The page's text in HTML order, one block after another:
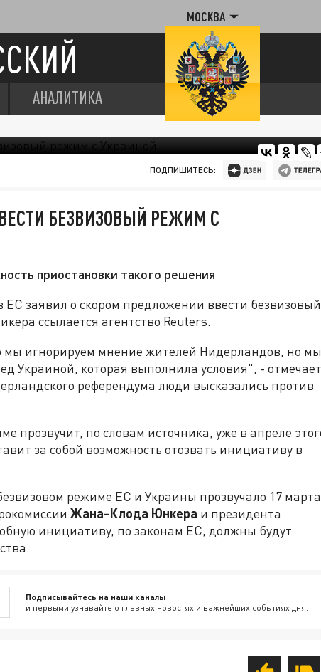
МОСКВА
АНАЛИТИКА
ПОДПИШИТЕСЬ:
БЕЗВИЗОВЫЙ РЕЖИМ С
приостановки такого решения
заявил о скором предложении ввести безвизовый
ссылается агентство Reuters.
мы игнорируем мнение жителей Нидерландов, но мы
Украиной, которая выполнила условия", - отмечает
референдума люди высказались против
прозвучит, по словам источника, уже в апреле
за собой возможность отозвать инициативу в
режиме ЕС и Украины прозвучало 17 марта
Жана-Клода Юнкера и президента
инициативу, по законам ЕС, должны будут
Подписывайтесь на наши каналы
и первыми узнавайте о главных новостях и важнейших событиях дня.